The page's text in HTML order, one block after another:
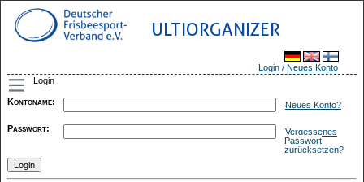
ULTIORGANIZER
Login / Neues Konto
Login
Kontoname: Neues Konto?
Passwort:
Vergessenes
Passwort
zurücksetzen?